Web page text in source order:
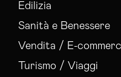
Edilizia
Sanità e Benessere
Vendita / E-
Turismo / Viaggi